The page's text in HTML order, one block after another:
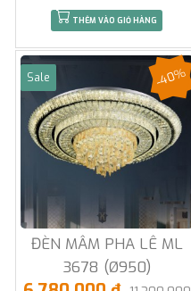
THÊM VÀO GIỎ HÀNG
Sale
ĐÈN MÂM PHA LÊ ML
3678 (Ø950)
-40%